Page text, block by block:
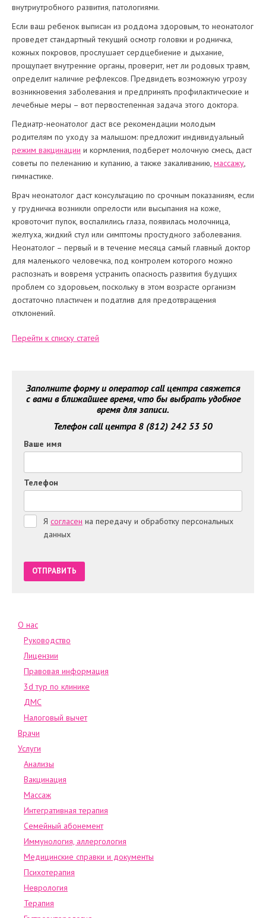
О нас
Руководство
Лицензии
Правовая информация
3d тур по клинике
ДМС
Налоговый вычет
Врачи
Услуги
Анализы
Вакцинация
Массаж
Интегративная терапия
Семейный абонемент
Иммунология, аллергология
Медицинские справки и документы
Психотерапия
Неврология
Терапия
внутриутробного развития, патологиями.
Если ваш ребенок выписан из роддома здоровым, то неонатолог
проведет стандартный текущий осмотр головки и родничка,
кожных покровов, прослушает сердцебиение и дыхание,
прощупает внутренние органы, проверит, нет ли родовых травм,
определит наличие рефлексов. Предвидеть возможную угрозу
возникновения заболевания и предпринять профилактические и
лечебные меры – вот первостепенная задача этого доктора.
Педиатр-неонатолог даст все рекомендации молодым
родителям по уходу за малышом: предложит индивидуальный
режим вакцинации и кормления, подберет молочную смесь, даст
советы по пеленанию и купанию, а также закаливанию, массажу
гимнастике.
Врач неонатолог даст консультацию по срочным показаниям, если
у грудничка возникли опрелости или высыпания на коже,
кровоточит пупок, воспалились глаза, появилась молочница,
желтуха, жидкий стул или симптомы простудного заболевания.
Неонатолог – первый и в течение месяца самый главный доктор
для маленького человечка, под контролем которого можно
распознать и вовремя устранить опасность развития будущих
проблем со здоровьем, поскольку в этом возрасте организм
достаточно пластичен и податлив для предотвращения
отклонений.
Перейти к списку статей
Заполните форму и оператор call центра свяжется
с вами в ближайшее время, что бы выбрать удобное
время для записи.
Телефон call центра 8 (812) 242 53 50
Ваше имя
Телефон
Я согласен на передачу и обработку персональных
данных